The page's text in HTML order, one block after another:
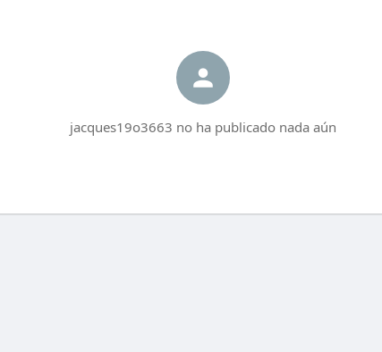
jacques19o3663 no ha publicado nada aún